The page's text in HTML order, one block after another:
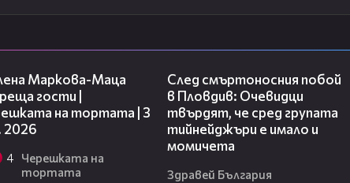
Маркова-Маца
гости |
на тортата | 3
2026
4
Черешката на
тортата
След смъртоносния побой
в Пловдив: Очевидци
твърдят, че сред групата
тийнейджъри е имало и
момичета
Здравей България